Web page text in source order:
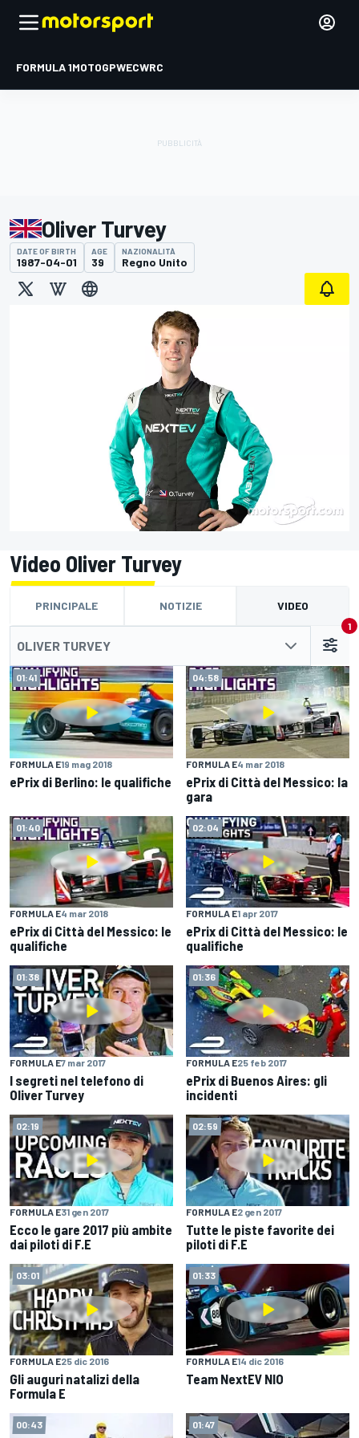
FORMULA 1MOTOGPWECWRC
Oliver Turvey
DATE OF BIRTH
1987-04-01
AGE
39
NAZIONALITÀ
Regno Unito
Video Oliver Turvey
PRINCIPALE NOTIZIE VIDEO
OLIVER TURVEY
1
01:41
FORMULA E19 mag 2018
ePrix di Berlino: le qualifiche
04:58
FORMULA E4 mar 2018
ePrix di Città del Messico: la
gara
01:40
FORMULA E4 mar 2018
ePrix di Città del Messico: le
qualifiche
02:04
FORMULA E1 apr 2017
ePrix di Città del Messico: le
qualifiche
01:38
FORMULA E7 mar 2017
I segreti nel telefono di
Oliver Turvey
01:36
FORMULA E25 feb 2017
ePrix di Buenos Aires: gli
incidenti
02:19
FORMULA E31 gen 2017
Ecco le gare 2017 più ambite
dai piloti di F.E
02:59
FORMULA E2 gen 2017
Tutte le piste favorite dei
piloti di F.E
03:01
FORMULA E25 dic 2016
Gli auguri natalizi della
Formula E
01:33
FORMULA E14 dic 2016
Team NextEV NIO
00:43 01:47